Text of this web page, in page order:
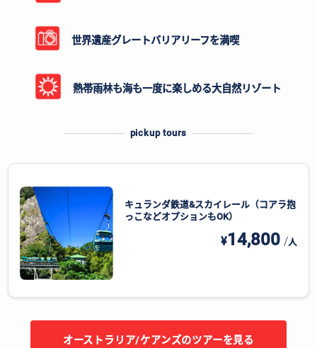
世界遺産グレートバリアリーフを満喫
熱帯雨林も海も一度に楽しめる大自然リゾート
pickup tours
キュランダ鉄道&スカイレール（コアラ抱
っこなどオプションもOK）
¥14,800 /人
オーストラリア/ケアンズのツアーを見る